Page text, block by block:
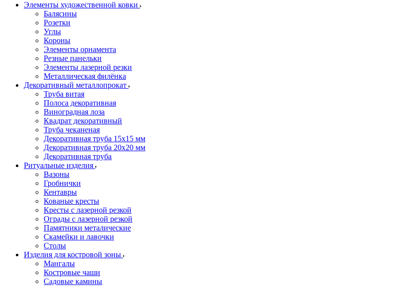
Элементы художественной ковки
Балясины
Розетки
Углы
Короны
Элементы орнамента
Резные панельки
Элементы лазерной резки
Металлическая филёнка
Декоративный металлопрокат
Труба витая
Полоса декоративная
Виноградная лоза
Квадрат декоративный
Труба чеканеная
Декоративная труба 15х15 мм
Декоративная труба 20х20 мм
Декоративная труба
Ритуальные изделия
Вазоны
Гробнички
Кентавры
Кованые кресты
Кресты с лазерной резкой
Ограды с лазерной резкой
Памятники металические
Скамейки и лавочки
Столы
Изделия для костровой зоны
Мангалы
Костровые чаши
Садовые камины